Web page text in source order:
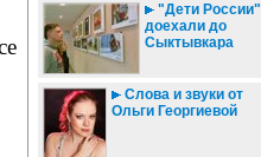
"Дети России"
доехали до
Сыктывкара
Слова и звуки от
Ольги Георгиевой